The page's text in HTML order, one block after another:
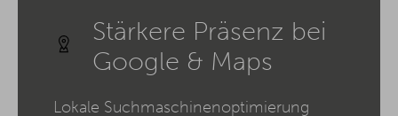
Stärkere Präsenz bei
Google & Maps
Lokale Suchmaschinenoptimierung